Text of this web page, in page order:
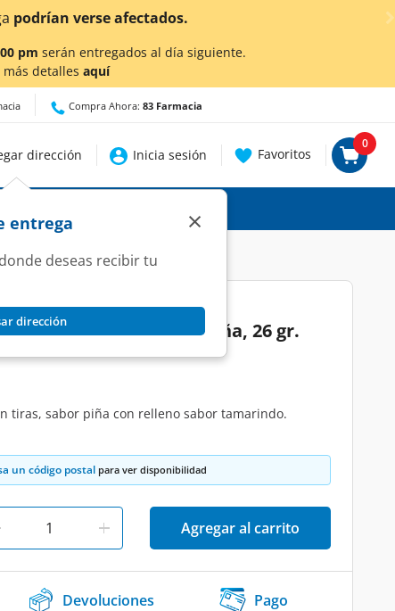
pm serán entregados al día siguiente.
detalles aquí
Compra Ahora: 83 Farmacia
dirección
entrega
deseas recibir tu
dirección
×
Inicia sesión Favoritos
0
Rellenos Sabor Piña, 26 gr.
tiras, sabor piña con relleno sabor tamarindo.
un código postal para ver disponibilidad
Agregar al carrito
Devoluciones Pago